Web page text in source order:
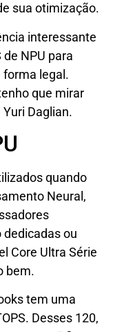
sua otimização.
interessante
NPU para
forma legal.
que mirar
Daglian.
quando
Neural,
dedicadas ou
Core Ultra Série
bem.
tem uma
Desses 120,